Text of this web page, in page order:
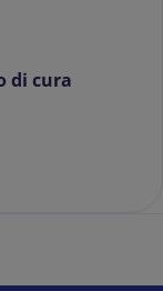
di cura